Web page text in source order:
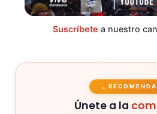
Suscríbete a nuestro
Únete a la